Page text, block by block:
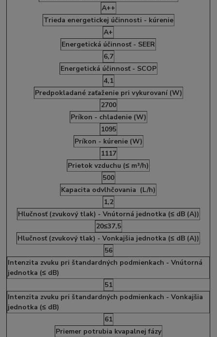
A++
Trieda energetickej účinnosti - kúrenie
A+
Energetická účinnosť - SEER
6,7
Energetická účinnosť - SCOP
4,1
Predpokladané zaťaženie pri vykurovaní (W)
2700
Príkon - chladenie (W)
1095
Príkon - kúrenie (W)
1117
Prietok vzduchu (≤ m³/h)
500
Kapacita odvlhčovania (L/h)
1,2
Hlučnosť (zvukový tlak) - Vnútorná jednotka (≤ dB (A))
20≤37,5
Hlučnosť (zvukový tlak) - Vonkajšia jednotka (≤ dB (A))
56
Intenzita zvuku pri štandardných podmienkach - Vnútorná
jednotka (≤ dB)
51
Intenzita zvuku pri štandardných podmienkach - Vonkajšia
jednotka (≤ dB)
61
Priemer potrubia kvapalnej fázy